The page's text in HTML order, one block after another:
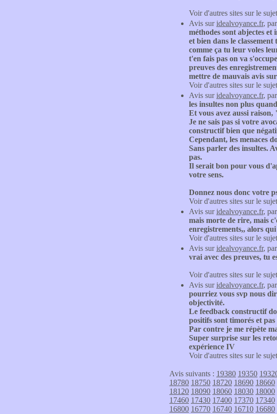
Voir d'autres sites sur le
Avis suridealvoyance.fr,
méthodes sont abjectes
et bien dans le
comme ça tu leur voles
t'en fais pas on va
preuves des
mettre de mauvais avis
Voir d'autres sites sur le
Avis suridealvoyance.fr,
les insultes non plus
Et vous avez aussi
Je ne sais pas si votre
constructif bien que
Cependant, les menaces
Sans parler des insultes.
pas.
Il serait bon pour vous
votre sens.
Donnez nous donc votre
Voir d'autres sites sur le
Avis suridealvoyance.fr,
mais morte de rire, mais
enregistrements,, alors
Voir d'autres sites sur le
Avis suridealvoyance.fr,
vrai avec des preuves, tu
Voir d'autres sites sur le
Avis suridealvoyance.fr,
pourriez vous svp nous
objectivité.
Le feedback constructif
positifs sont timorés et
Par contre je me répète
Super surprise sur les
expérience IV
Voir d'autres sites sur le
Avis suivants : 19380 19350
18780 18750 18720 18690 18660
18120 18090 18060 18030 18000
17460 17430 17400 17370 17340
16800 16770 16740 16710 16680